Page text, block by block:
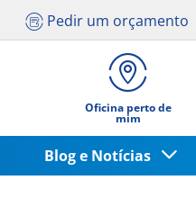
Pedir um orçamento
Oficina perto de
mim
Blog e Notícias